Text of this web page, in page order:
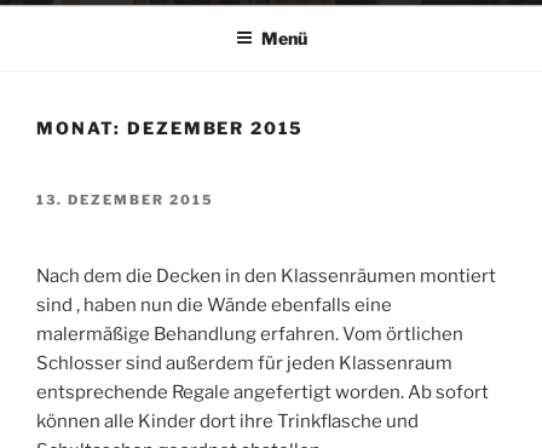
Menü
MONAT: DEZEMBER 2015
VERÖFFENTLICHT
13. DEZEMBER 2015
Nach dem die Decken in den Klassenräumen montiert
sind , haben nun die Wände ebenfalls eine
malermäßige Behandlung erfahren. Vom örtlichen
Schlosser sind außerdem für jeden Klassenraum
entsprechende Regale angefertigt worden. Ab sofort
können alle Kinder dort ihre Trinkflasche und